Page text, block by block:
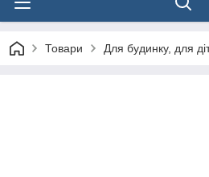
Товари Для будинку, для